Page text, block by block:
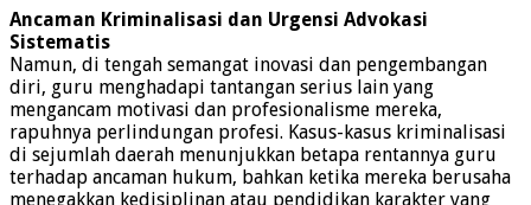
Ancaman Kriminalisasi dan Urgensi Advokasi
Sistematis
Namun, di tengah semangat inovasi dan pengembangan
diri, guru menghadapi tantangan serius lain yang
mengancam motivasi dan profesionalisme mereka,
rapuhnya perlindungan profesi. Kasus-kasus kriminalisasi
di sejumlah daerah menunjukkan betapa rentannya guru
terhadap ancaman hukum, bahkan ketika mereka berusaha
menegakkan kedisiplinan atau pendidikan karakter yang